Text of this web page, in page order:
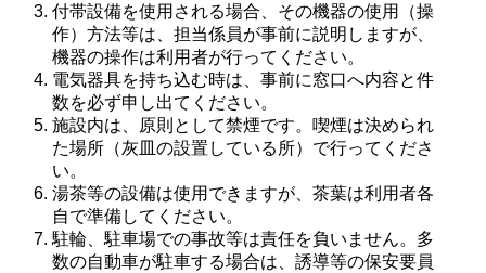
付帯設備を使用される場合、その機器の使用（操
作）方法等は、担当係員が事前に説明しますが、
機器の操作は利用者が行ってください。
電気器具を持ち込む時は、事前に窓口へ内容と件
数を必ず申し出てください。
施設内は、原則として禁煙です。喫煙は決められ
た場所（灰皿の設置している所）で行ってくださ
い。
湯茶等の設備は使用できますが、茶葉は利用者各
自で準備してください。
駐輪、駐車場での事故等は責任を負いません。多
数の自動車が駐車する場合は、誘導等の保安要員